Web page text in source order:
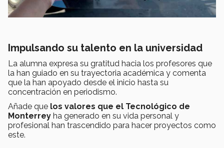
Impulsando su talento en la universidad
La alumna expresa su gratitud hacia los profesores que
la han guiado en su trayectoria académica y comenta
que la han apoyado desde el inicio hasta su
concentración en periodismo.
Añade que los valores que el Tecnológico de
Monterrey ha generado en su vida personal y
profesional han trascendido para hacer proyectos como
este.